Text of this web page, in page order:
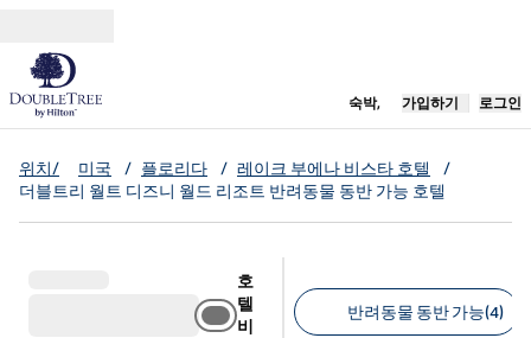
숙박,새 탭 열림
가입하기 로그인
위치/ 미국 / 플로리다 / 레이크 부에나 비스타 호텔
/
더블트리 월트 디즈니 월드 리조트 반려동물 동반 가능 호텔
호
텔
비
반려동물 동반 가능(4)